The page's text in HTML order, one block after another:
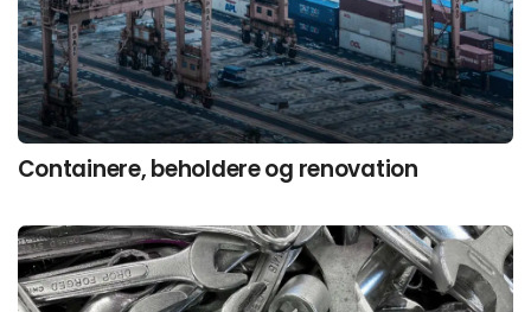
Containere, beholdere og renovation